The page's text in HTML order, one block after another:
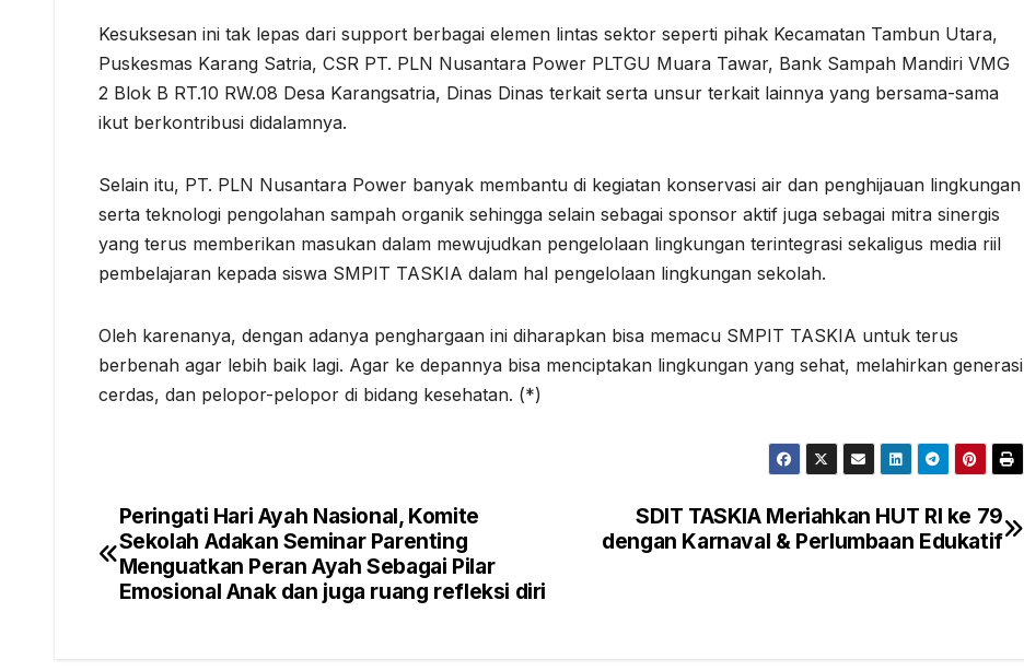
Kesuksesan ini tak lepas dari support berbagai elemen lintas sektor seperti pihak Kecamatan Tambun Utara,
Puskesmas Karang Satria, CSR PT. PLN Nusantara Power PLTGU Muara Tawar, Bank Sampah Mandiri VMG
2 Blok B RT.10 RW.08 Desa Karangsatria, Dinas Dinas terkait serta unsur terkait lainnya yang bersama-sama
ikut berkontribusi didalamnya.
Selain itu, PT. PLN Nusantara Power banyak membantu di kegiatan konservasi air dan penghijauan lingkungan
serta teknologi pengolahan sampah organik sehingga selain sebagai sponsor aktif juga sebagai mitra sinergis
yang terus memberikan masukan dalam mewujudkan pengelolaan lingkungan terintegrasi sekaligus media riil
pembelajaran kepada siswa SMPIT TASKIA dalam hal pengelolaan lingkungan sekolah.
Oleh karenanya, dengan adanya penghargaan ini diharapkan bisa memacu SMPIT TASKIA untuk terus
berbenah agar lebih baik lagi. Agar ke depannya bisa menciptakan lingkungan yang sehat, melahirkan generasi
cerdas, dan pelopor-pelopor di bidang kesehatan. (*)
Post
navigation
SDIT TASKIA Meriahkan HUT RI ke 79
dengan Karnaval & Perlumbaan Edukatif
Peringati Hari Ayah Nasional, Komite
Sekolah Adakan Seminar Parenting
Menguatkan Peran Ayah Sebagai Pilar
Emosional Anak dan juga ruang refleksi diri